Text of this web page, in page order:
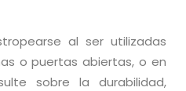
al ser utilizadas
o puertas abiertas, o en
sobre la durabilidad,